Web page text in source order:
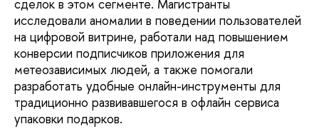
сделок в этом сегменте. Магистранты
исследовали аномалии в поведении пользователей
на цифровой витрине, работали над повышением
конверсии подписчиков приложения для
метеозависимых людей, а также помогали
разработать удобные онлайн-инструменты для
традиционно развивавшегося в офлайн сервиса
упаковки подарков.